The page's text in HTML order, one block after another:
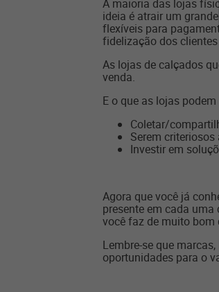
A maioria das lojas
ideia é atrair um
flexíveis para
fidelização dos
As lojas de calçados
venda.
E o que as lojas
Coletar/
Serem
Investir em
Agora que você já
presente em cada
você faz de muito bom
Lembre-se que
oportunidades para o